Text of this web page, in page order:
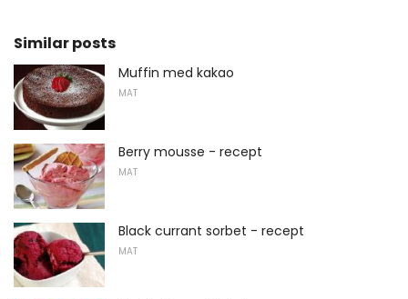
Similar posts
Muffin med kakao
MAT
Berry mousse - recept
MAT
Black currant sorbet - recept
MAT